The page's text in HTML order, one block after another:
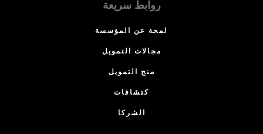
روابط سريعة
لمحة عن المؤسسة
مجالات التمويل
منح التمويل
كتشافات
الشركا